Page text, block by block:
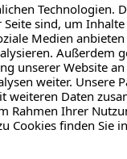
Technologien.
sind, um
Medien
Außerdem
unserer Website
weiter. Unsere
Daten
Rahmen Ihrer
Cookies finden Sie